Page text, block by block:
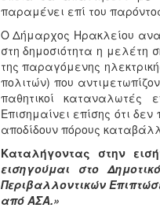
παραμένει επί του
Ο Δήμαρχος Ηρακλείου
στη δημοσιότητα η μελέτη
της παραγόμενης
πολιτών) που
παθητικοί
Επισημαίνει επίσης ότι
αποδίδουν πόρους
Καταλήγοντας στην
εισηγούμαι στο
Περιβαλλοντικών
από ΑΣΑ.»